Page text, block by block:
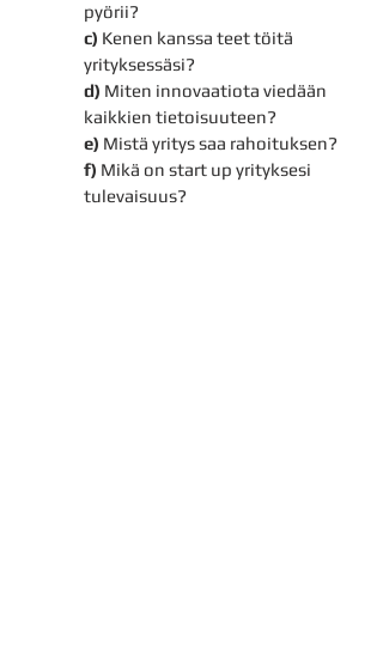
pyörii?
c) Kenen kanssa teet töitä
yrityksessäsi?
d) Miten innovaatiota viedään
kaikkien tietoisuuteen?
e) Mistä yritys saa rahoituksen?
f) Mikä on start up yrityksesi
tulevaisuus?